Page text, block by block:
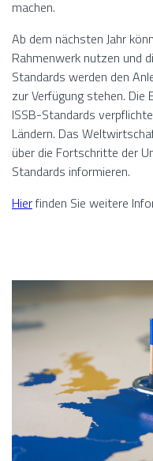
machen.
Ab dem nächsten Jahr
Rahmenwerk nutzen und
Standards werden den
zur Verfügung stehen. Die
ISSB-Standards
Ländern. Das
über die Fortschritte der
Standards informieren.
Hierfinden Sie weitere